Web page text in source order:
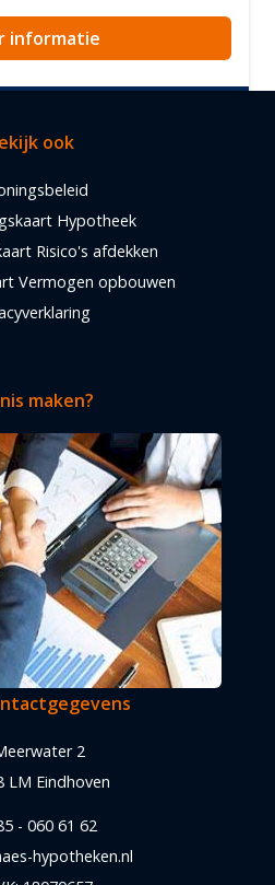
informatie
ook
Hypotheek
Risico's afdekken
Vermogen opbouwen
maken?
2
LM Eindhoven
- 060 61 62
hypotheken.nl